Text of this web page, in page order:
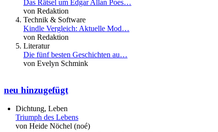
Das Rätsel um Edgar Allan Poes…
von Redaktion
Technik & Software
Kindle Vergleich: Aktuelle Mod…
von Redaktion
Literatur
Die fünf besten Geschichten au…
von Evelyn Schmink
neu hinzugefügt
Dichtung, Leben
Triumph des Lebens
von Heide Nöchel (noé)